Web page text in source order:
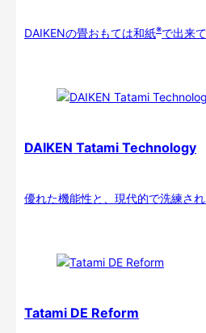
DAIKENの畳おもては和紙※で出来
DAIKEN Tatami Technology
優れた機能性と、現代的で洗練され
Tatami DE Reform